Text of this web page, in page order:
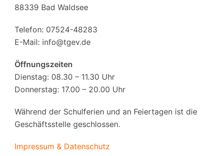
88339 Bad Waldsee
Telefon: 07524-48283
E-Mail: info@tgev.de
Öffnungszeiten
Dienstag: 08.30 – 11.30 Uhr
Donnerstag: 17.00 – 20.00 Uhr
Während der Schulferien und an Feiertagen ist die
Geschäftsstelle geschlossen.
Impressum & Datenschutz